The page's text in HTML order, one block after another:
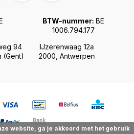
94
(Gent)
IJzerenwaag 12a
2000, Antwerpen
BTW-nummer: BE
1006.794.177
website, ga je akkoord met het gebruik